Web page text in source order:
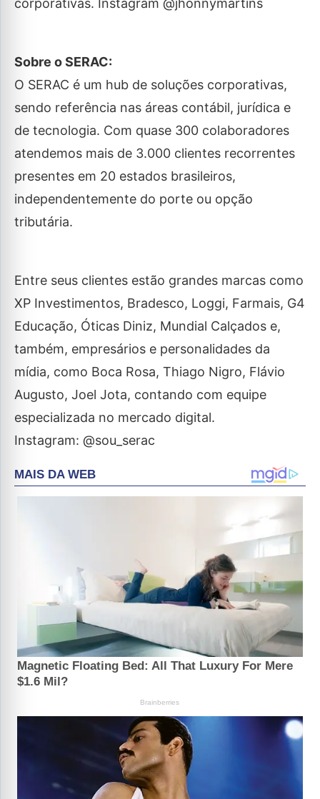
corporativas. Instagram @jhonnymartins
Sobre o SERAC:
O SERAC é um hub de soluções corporativas,
sendo referência nas áreas contábil, jurídica e
de tecnologia. Com quase 300 colaboradores
atendemos mais de 3.000 clientes recorrentes
presentes em 20 estados brasileiros,
independentemente do porte ou opção
tributária.
Entre seus clientes estão grandes marcas como
XP Investimentos, Bradesco, Loggi, Farmais, G4
Educação, Óticas Diniz, Mundial Calçados e,
também, empresários e personalidades da
mídia, como Boca Rosa, Thiago Nigro, Flávio
Augusto, Joel Jota, contando com equipe
especializada no mercado digital.
Instagram: @sou_serac